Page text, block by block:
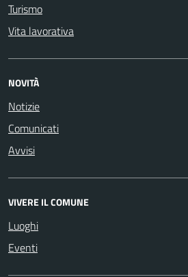
Turismo
Vita lavorativa
NOVITÀ
Notizie
Comunicati
Avvisi
VIVERE IL COMUNE
Luoghi
Eventi